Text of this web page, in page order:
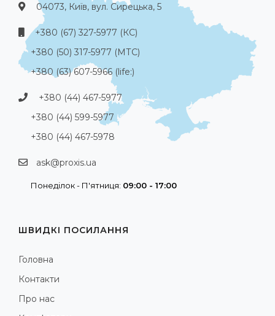
04073, Київ, вул. Сирецька, 5
+380 (67) 327-5977 (КС)
+380 (50) 317-5977 (МТС)
+380 (63) 607-5966 (life:)
+380 (44) 467-5977
+380 (44) 599-5977
+380 (44) 467-5978
ask@proxis.ua
Понеділок - П'ятниця: 09:00 - 17:00
ШВИДКІ ПОСИЛАННЯ
Головна
Контакти
Про нас